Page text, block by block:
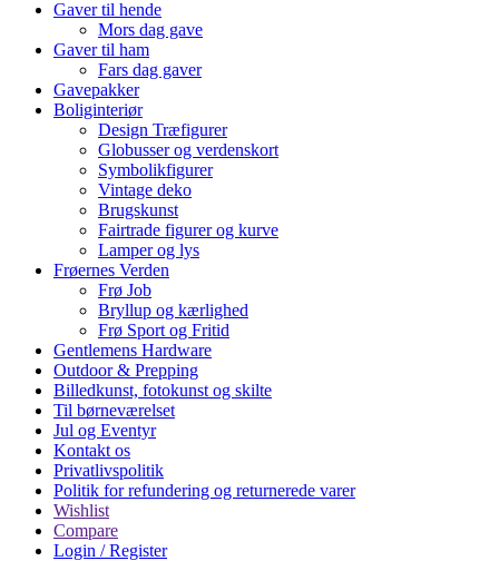
Gaver til hende
Mors dag gave
Gaver til ham
Fars dag gaver
Gavepakker
Boliginteriør
Design Træfigurer
Globusser og verdenskort
Symbolikfigurer
Vintage deko
Brugskunst
Fairtrade figurer og kurve
Lamper og lys
Frøernes Verden
Frø Job
Bryllup og kærlighed
Frø Sport og Fritid
Gentlemens Hardware
Outdoor & Prepping
Billedkunst, fotokunst og skilte
Til børneværelset
Jul og Eventyr
Kontakt os
Privatlivspolitik
Politik for refundering og returnerede varer
Wishlist
Compare
Login / Register